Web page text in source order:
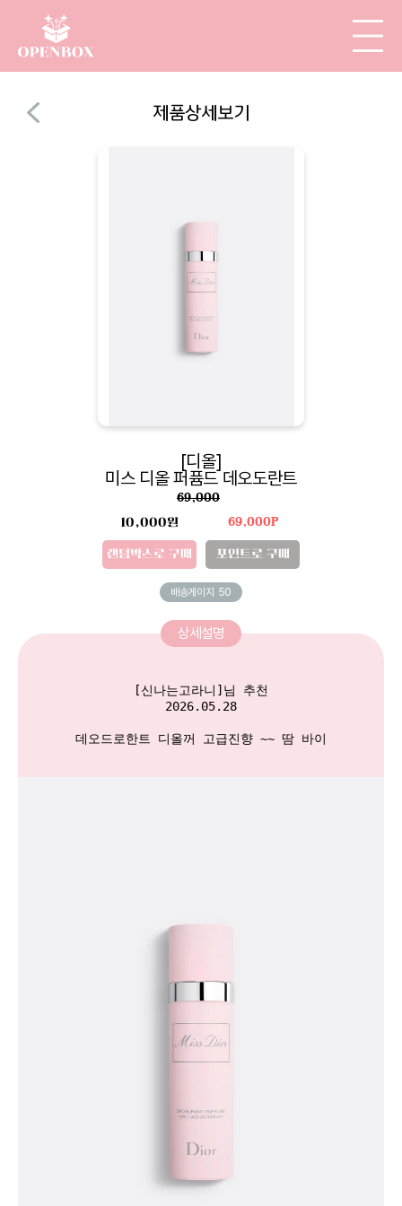
제품상세보기
[디올]
미스 디올 퍼퓸드 데오도란트
69,000
10,000원
랜덤박스로 구매
69,000P
포인트로 구매
배송게이지 50
상세설명
[신나는고라니]님 추천
2026.05.28
데오드로한트 디올꺼 고급진향 ~~ 땀 바이